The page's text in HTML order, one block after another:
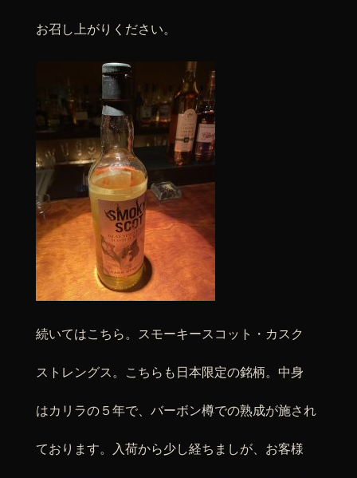
お召し上がりください。
続いてはこちら。スモーキースコット・カスク
ストレングス。こちらも日本限定の銘柄。中身
はカリラの５年で、バーボン樽での熟成が施され
ております。入荷から少し経ちましが、お客様